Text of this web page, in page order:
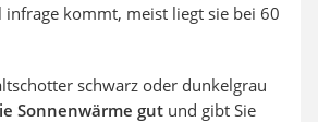
infrage kommt, meist liegt sie bei 60
schwarz oder dunkelgrau
Sonnenwärme gut und gibt Sie